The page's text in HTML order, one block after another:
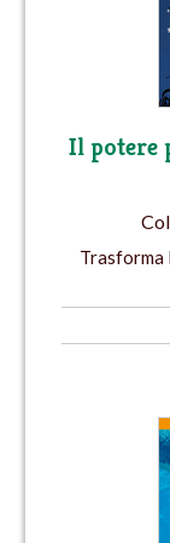
Il potere
Trasforma